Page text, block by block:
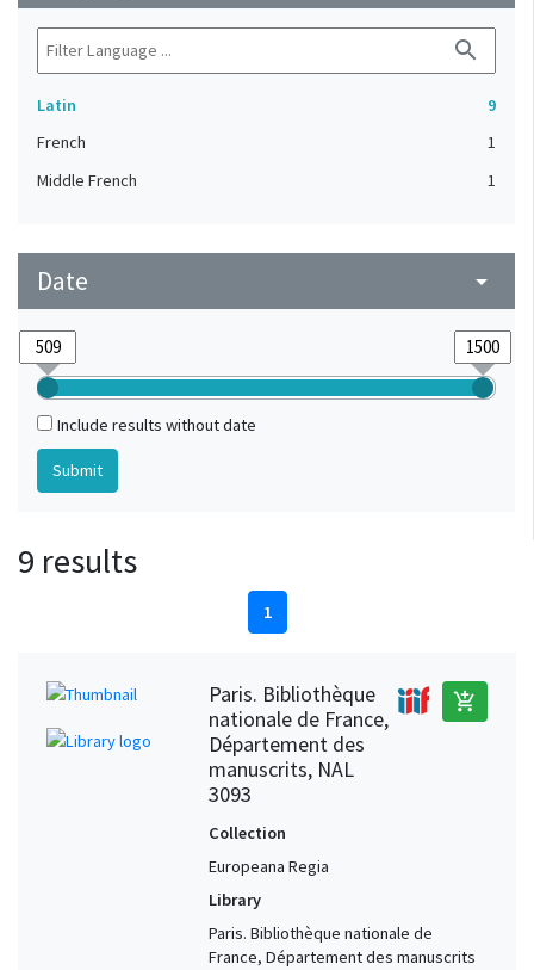
search
Latin
9
French
1
Middle French
1
Date arrow_drop_down
Include results without date
9 results
1
Paris. Bibliothèque
nationale de France,
Département des
manuscrits, NAL
3093
add_shopping_cart
Collection
Europeana Regia
Library
Paris. Bibliothèque nationale de
France, Département des manuscrits